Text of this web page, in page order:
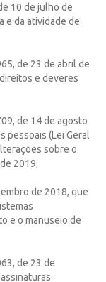
10 de julho de
e da atividade de
de 23 de abril de
e deveres
de 14 de agosto
pessoais (Lei Geral
sobre o
2019;
de 2018, que
e o manuseio de
de 23 de